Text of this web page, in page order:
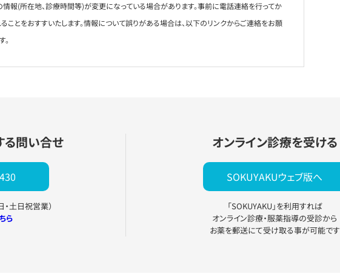
報(所在地、診療時間等)が変更になっている場合があります。事前に電話連絡を行ってか
ことをおすすいたします。情報について誤りがある場合は、以下のリンクからご連絡をお願
。
る問い合せ
土日祝営業）
ら
オンライン診療を受ける
SOKUYAKUウェブ版へ
「SOKUYAKU」を利用すれば
オンライン診療・服薬指導の受診から
お薬を郵送にて受け取る事が可能です